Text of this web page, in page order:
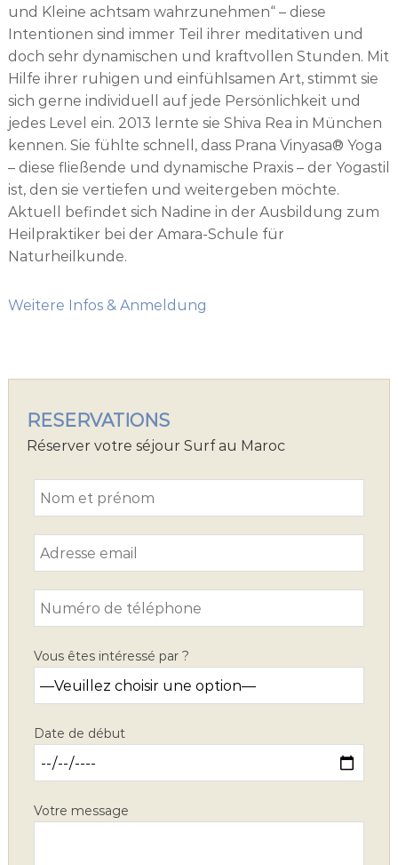
und Kleine achtsam wahrzunehmen“ – diese
Intentionen sind immer Teil ihrer meditativen und
doch sehr dynamischen und kraftvollen Stunden. Mit
Hilfe ihrer ruhigen und einfühlsamen Art, stimmt sie
sich gerne individuell auf jede Persönlichkeit und
jedes Level ein. 2013 lernte sie Shiva Rea in München
kennen. Sie fühlte schnell, dass Prana Vinyasa® Yoga
– diese fließende und dynamische Praxis – der Yogastil
ist, den sie vertiefen und weitergeben möchte.
Aktuell befindet sich Nadine in der Ausbildung zum
Heilpraktiker bei der Amara-Schule für
Naturheilkunde.
Weitere Infos & Anmeldung
RESERVATIONS
Réserver votre séjour Surf au Maroc
Vous êtes intéressé par ?
Date de début
Votre message